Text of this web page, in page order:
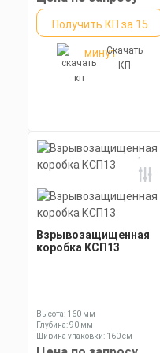
Получить КП за 15
минутСкачать
КП
Взрывозащищенная
коробка КСП13
Высота: 160 мм
Глубина: 90 мм
Ширина упаковки: 160 см